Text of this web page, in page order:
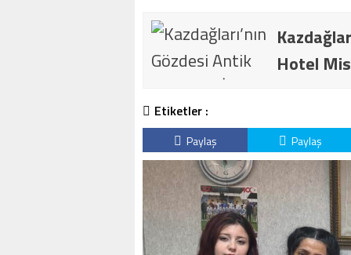
Hotel
Etiketler :
Paylaş Paylaş